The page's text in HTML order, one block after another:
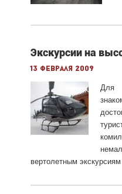
Экскурсии на
13 февраля 2009
Для
вертолетным